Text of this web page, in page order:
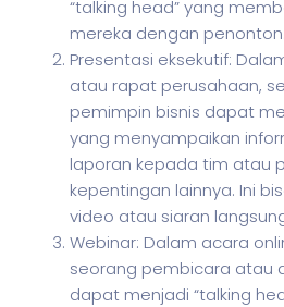
“talking head” yang
mereka dengan penonton.
Presentasi eksekutif:
atau rapat perusahaan,
pemimpin bisnis dapat
yang menyampaikan
laporan kepada tim atau
kepentingan lainnya. Ini
video atau siaran
Webinar: Dalam acara
seorang pembicara atau
dapat menjadi “talking